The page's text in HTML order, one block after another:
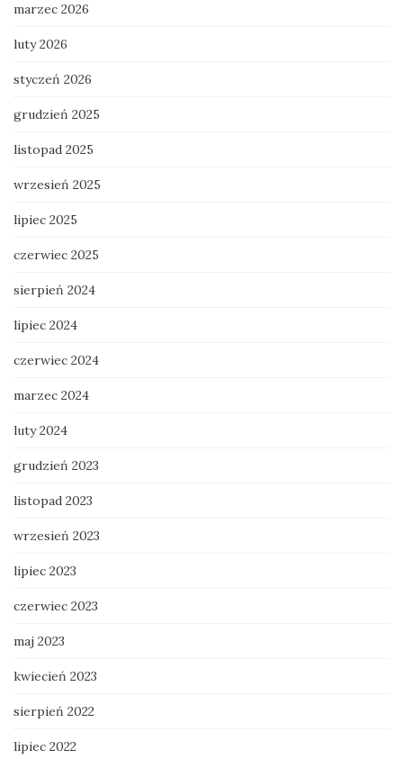
marzec 2026
luty 2026
styczeń 2026
grudzień 2025
listopad 2025
wrzesień 2025
lipiec 2025
czerwiec 2025
sierpień 2024
lipiec 2024
czerwiec 2024
marzec 2024
luty 2024
grudzień 2023
listopad 2023
wrzesień 2023
lipiec 2023
czerwiec 2023
maj 2023
kwiecień 2023
sierpień 2022
lipiec 2022